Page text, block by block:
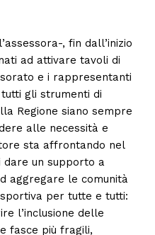
, fin dall’inizio
ad attivare tavoli di
e i rappresentanti
gli strumenti di
Regione siano sempre
alle necessità e
sta affrontando nel
dare un supporto a
aggregare le comunità
per tutte e tutti:
l’inclusione delle
fasce più fragili,